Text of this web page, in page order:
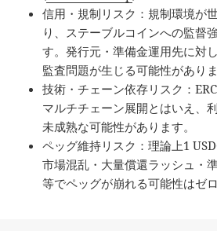
信用・規制リスク：規制環境が
り、ステーブルコインへの監督
す。発行元・準備金運用先に対
監査問題が生じる可能性がありま
技術・チェーン依存リスク：
マルチチェーン展開とはいえ、
未成熟な可能性があります。
ペッグ維持リスク：理論上1
市場混乱・大量償還ラッシュ・
等でペッグが崩れる可能性はゼ